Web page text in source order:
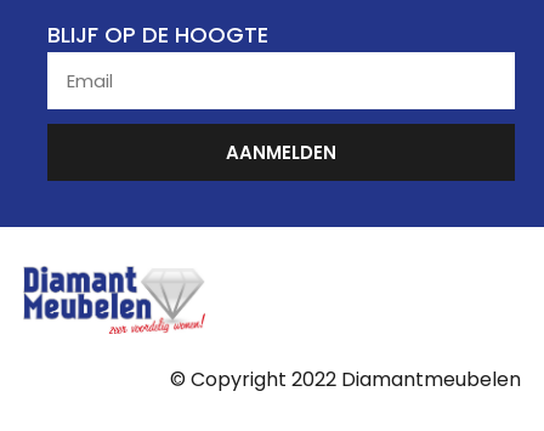
BLIJF OP DE HOOGTE
AANMELDEN
© Copyright 2022 Diamantmeubelen